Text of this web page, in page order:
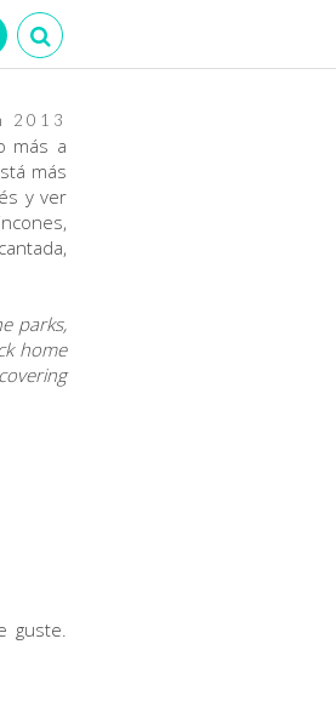
2013
más a
más
y ver
parks,
home
guste.